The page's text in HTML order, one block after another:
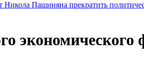
прекратить политические